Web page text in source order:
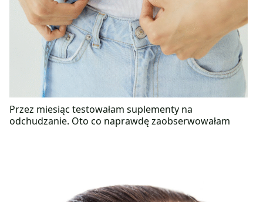
Przez miesiąc testowałam suplementy na
odchudzanie. Oto co naprawdę zaobserwowałam